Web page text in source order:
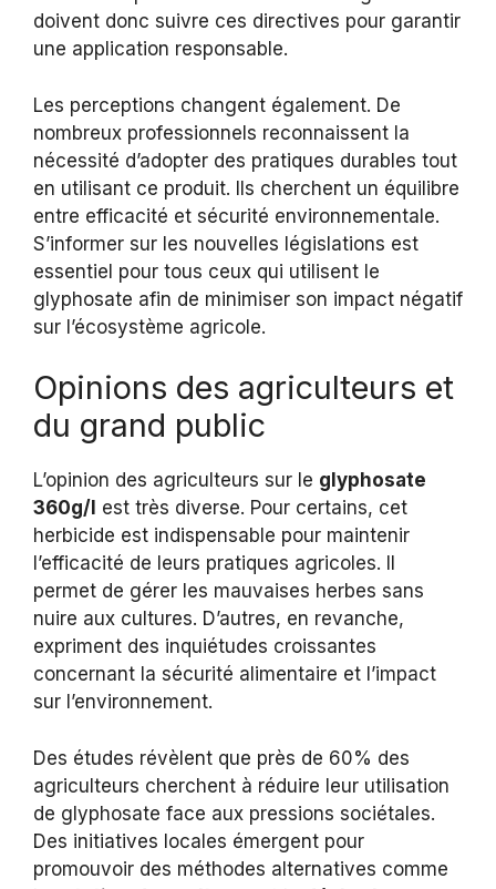
doivent donc suivre ces directives pour garantir
une application responsable.
Les perceptions changent également. De
nombreux professionnels reconnaissent la
nécessité d’adopter des pratiques durables tout
en utilisant ce produit. Ils cherchent un équilibre
entre efficacité et sécurité environnementale.
S’informer sur les nouvelles législations est
essentiel pour tous ceux qui utilisent le
glyphosate afin de minimiser son impact négatif
sur l’écosystème agricole.
Opinions des agriculteurs et
du grand public
L’opinion des agriculteurs sur le glyphosate
360g/l est très diverse. Pour certains, cet
herbicide est indispensable pour maintenir
l’efficacité de leurs pratiques agricoles. Il
permet de gérer les mauvaises herbes sans
nuire aux cultures. D’autres, en revanche,
expriment des inquiétudes croissantes
concernant la sécurité alimentaire et l’impact
sur l’environnement.
Des études révèlent que près de 60% des
agriculteurs cherchent à réduire leur utilisation
de glyphosate face aux pressions sociétales.
Des initiatives locales émergent pour
promouvoir des méthodes alternatives comme